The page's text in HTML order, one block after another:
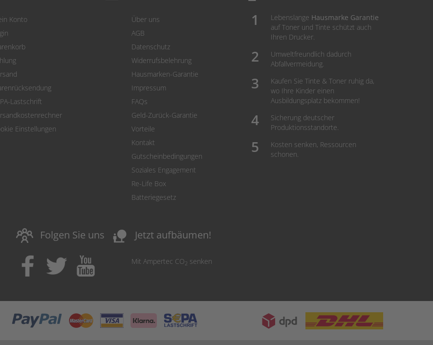
Konto
Lastschrift
Einstellungen
Über uns
AGB
Datenschutz
Widerrufsbelehrung
Hausmarken-Garantie
Impressum
FAQs
Geld-Zurück-Garantie
Vorteile
Kontakt
Gutscheinbedingungen
Soziales Engagement
Re-Life Box
Batteriegesetz
Lebenslange Hausmarke Garantie
auf Toner und Tinte schützt auch
Ihren Drucker.
Umweltfreundlich dadurch
Abfallvermeidung.
Kaufen Sie Tinte & Toner ruhig da,
wo Ihre Kinder einen
Ausbildungsplatz bekommen!
Sicherung deutscher
Produktionsstandorte.
Kosten senken, Ressourcen
schonen.
Folgen Sie uns nature_people Jetzt aufbäumen!
Mit Ampertec CO2 senken